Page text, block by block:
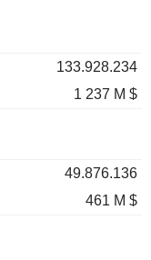
133.928.234
1 237 M $
49.876.136
461 M $